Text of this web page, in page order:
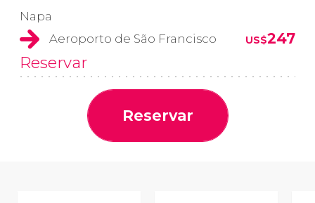
Napa
Aeroporto de São Francisco
US$247
Reservar
Reservar